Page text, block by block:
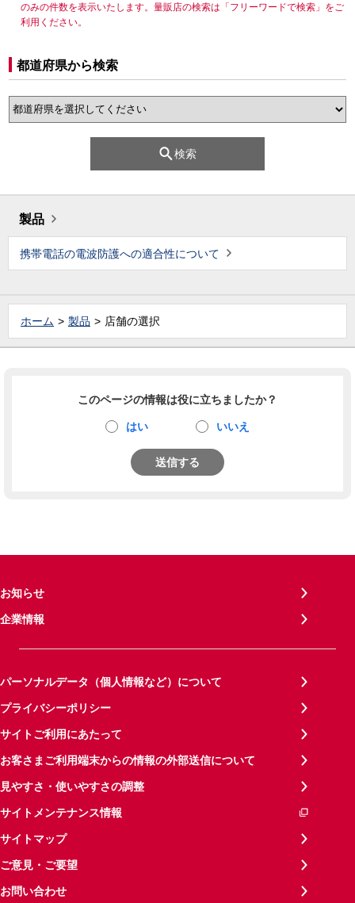
のみの件数を表示いたします。量販店の検索は「フリーワードで検索」をご
利用ください。
都道府県から検索
検索
製品
携帯電話の電波防護への適合性について
ホーム 製品 店舗の選択
このページの情報は役に立ちましたか？
はい いいえ
送信する
お知らせ
企業情報
パーソナルデータ（個人情報など）について
プライバシーポリシー
サイトご利用にあたって
お客さまご利用端末からの情報の外部送信について
見やすさ・使いやすさの調整
サイトメンテナンス情報
サイトマップ
ご意見・ご要望
お問い合わせ